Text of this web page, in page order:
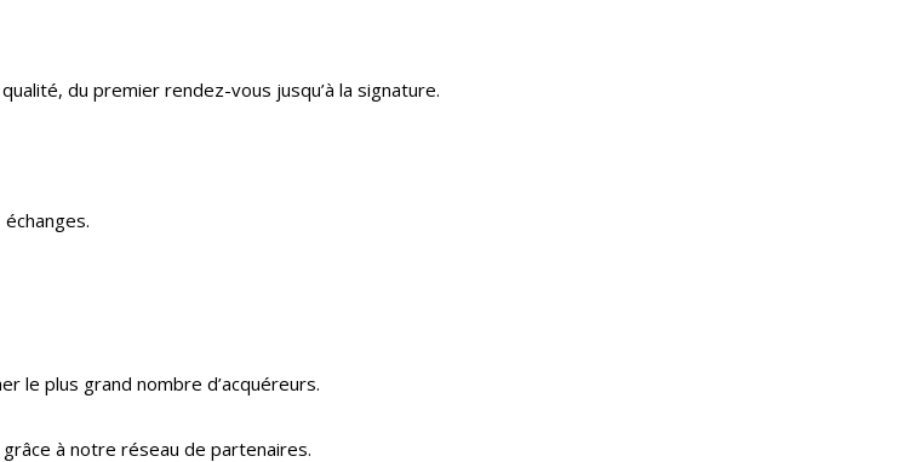
du premier rendez-vous jusqu’à la signature.
le plus grand nombre d’acquéreurs.
à notre réseau de partenaires.